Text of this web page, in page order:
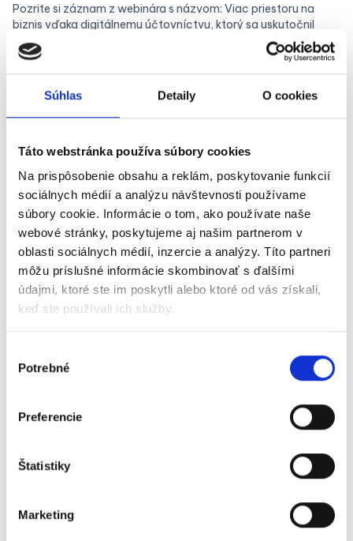
Súhlas Detaily O cookies
Táto webstránka používa súbory cookies
Na prispôsobenie obsahu a reklám, poskytovanie funkcií
sociálnych médií a analýzu návštevnosti používame
súbory cookie. Informácie o tom, ako používate naše
webové stránky, poskytujeme aj našim partnerom v
oblasti sociálnych médií, inzercie a analýzy. Títo partneri
môžu príslušné informácie skombinovať s ďalšími
údajmi, ktoré ste im poskytli alebo ktoré od vás získali,
keď ste používali ich služby.
súhlasu
Potrebné
Preferencie
Štatistiky
Marketing
Pozrite si záznam z webinára s názvom: Viac priestoru na
biznis vďaka digitálnemu účtovníctvu, ktorý sa uskutočnil
26.9.2024. Peter Demečko z FÉROVÉúčto na webinári
rozprával o tom:
✔️ Aké benefity prináša digitalizácia účtovníctva
podnikateľom
✔️ Ako sa zbaviť papierovania a získať viac priestoru na biznis
Digitálne účtovníctvo
na30 dní zadarmo
Pridajte sa k viac ako 30 000+ firmám, ktoré